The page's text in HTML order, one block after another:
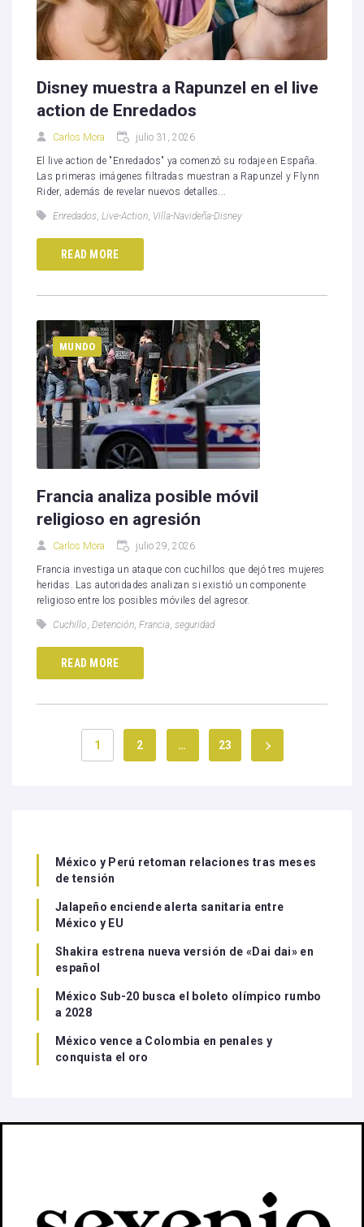
Disney muestra a Rapunzel en el live
action de Enredados
Carlos Mora julio 31, 2026
El live action de "Enredados" ya comenzó su rodaje en España.
Las primeras imágenes filtradas muestran a Rapunzel y Flynn
Rider, además de revelar nuevos detalles...
Enredados, Live-Action, Villa-Navideña-Disney
READ MORE
MUNDO
Francia analiza posible móvil
religioso en agresión
Carlos Mora julio 29, 2026
Francia investiga un ataque con cuchillos que dejó tres mujeres
heridas. Las autoridades analizan si existió un componente
religioso entre los posibles móviles del agresor.
Cuchillo, Detención, Francia, seguridad
READ MORE
1 2 … 23
México y Perú retoman relaciones tras meses
de tensión
Jalapeño enciende alerta sanitaria entre
México y EU
Shakira estrena nueva versión de «Dai dai» en
español
México Sub-20 busca el boleto olímpico rumbo
a 2028
México vence a Colombia en penales y
conquista el oro